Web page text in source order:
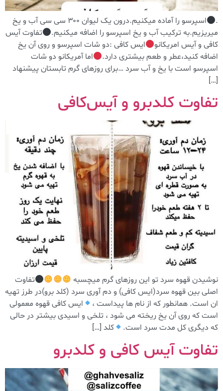
.
اسپرسو را آماده میکنیم.درون یک لیوان ۳۰۰ سی سی آب و یخ
میریزیم.به ترکیب آب و یخ اسپرسو را اضافه میکنیم.
تفاوت آیس
کافی و آیس امریکانو
ایس کافی :دو شات اسپرسو و روی آن یخ
اضافه کنید،عطر و طعم بیشتری دارد.
اما آمریکانو دو شات
اسپرسو است با یخ و آب سرد …برای روزهای گرم تابستان پیشنهاد
[…]
تفاوت کلدبرو و آیس‌کافی
نوشیدن قهوه سرد تو این روزهای گرم میچسبه
تفاوت
اصلی بین قهوه سرد(ایس کافی) و دم آوری سرد (کلد برو)در طرز تهیه
ان است. همانطور که از نام ها پیداست ،
ایس کافی قهوه معمولی
است که روی آن یخ ریخته می شود ، تلخی و اسیدی بیشتر در حالی
که دیگری کل مدت سرد است.
کلد […]
تفاوت آیس کافی و کلدبرو